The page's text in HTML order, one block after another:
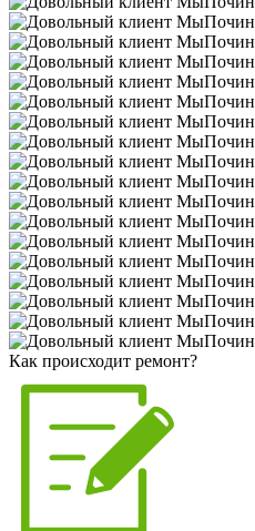
Как происходит ремонт?